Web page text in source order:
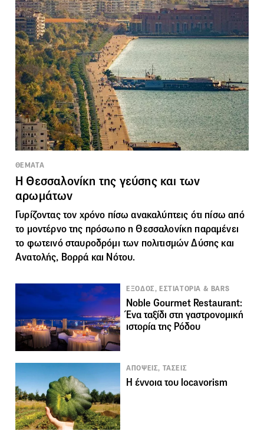
ΘΕΜΑΤΑ
Η Θεσσαλονίκη της γεύσης και των
αρωμάτων
Γυρίζοντας τον χρόνο πίσω ανακαλύπτεις ότι πίσω από
το μοντέρνο της πρόσωπο η Θεσσαλονίκη παραμένει
το φωτεινό σταυροδρόμι των πολιτισμών Δύσης και
Ανατολής, Βορρά και Νότου.
ΕΞΟΔΟΣ, ΕΣΤΙΑΤΟΡΙΑ & BARS
Noble Gourmet Restaurant:
Ένα ταξίδι στη γαστρονομική
ιστορία της Ρόδου
ΑΠΟΨΕΙΣ, ΤΑΣΕΙΣ
Η έννοια του locavorism